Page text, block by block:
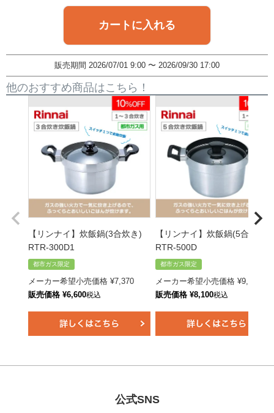
カートに入れる
販売期間 2026/07/01 9:00 〜 2026/09/30 17:00
他のおすすめ商品はこちら！
【リンナイ】炊飯鍋(3合炊き)
RTR-300D1
都市ガス限定
メーカー希望小売価格 ¥7,370
販売価格 ¥6,600税込
【リンナイ】炊飯鍋(5合炊き)
RTR-500D
都市ガス限定
メーカー希望小売価格 ¥9,020
販売価格 ¥8,100税込
公式SNS